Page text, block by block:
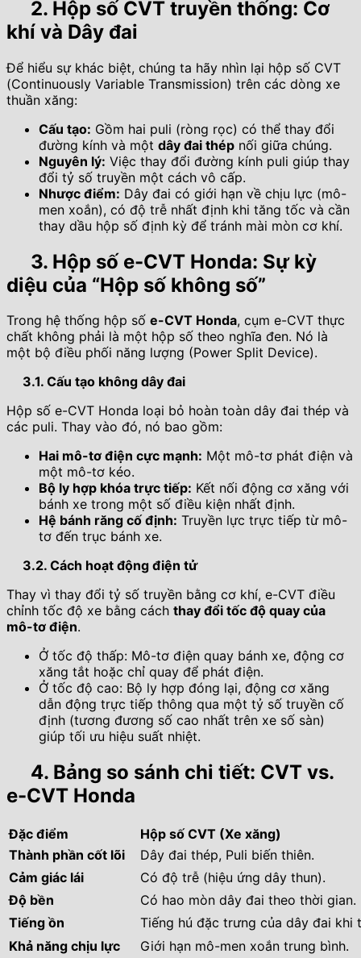
2. Hộp số CVT truyền thống: Cơ
khí và Dây đai
Để hiểu sự khác biệt, chúng ta hãy nhìn lại hộp số CVT
(Continuously Variable Transmission) trên các dòng xe
thuần xăng:
Cấu tạo: Gồm hai puli (ròng rọc) có thể thay đổi
đường kính và một dây đai thép nối giữa chúng.
Nguyên lý: Việc thay đổi đường kính puli giúp thay
đổi tỷ số truyền một cách vô cấp.
Nhược điểm: Dây đai có giới hạn về chịu lực (mô-
men xoắn), có độ trễ nhất định khi tăng tốc và cần
thay dầu hộp số định kỳ để tránh mài mòn cơ khí.
3. Hộp số e-CVT Honda: Sự kỳ
diệu của “Hộp số không số”
Trong hệ thống hộp số e-CVT Honda, cụm e-CVT thực
chất không phải là một hộp số theo nghĩa đen. Nó là
một bộ điều phối năng lượng (Power Split Device).
3.1. Cấu tạo không dây đai
Hộp số e-CVT Honda loại bỏ hoàn toàn dây đai thép và
các puli. Thay vào đó, nó bao gồm:
Hai mô-tơ điện cực mạnh: Một mô-tơ phát điện và
một mô-tơ kéo.
Bộ ly hợp khóa trực tiếp: Kết nối động cơ xăng với
bánh xe trong một số điều kiện nhất định.
Hệ bánh răng cố định: Truyền lực trực tiếp từ mô-
tơ đến trục bánh xe.
3.2. Cách hoạt động điện tử
Thay vì thay đổi tỷ số truyền bằng cơ khí, e-CVT điều
chỉnh tốc độ xe bằng cách thay đổi tốc độ quay của
mô-tơ điện.
Ở tốc độ thấp: Mô-tơ điện quay bánh xe, động cơ
xăng tắt hoặc chỉ quay để phát điện.
Ở tốc độ cao: Bộ ly hợp đóng lại, động cơ xăng
dẫn động trực tiếp thông qua một tỷ số truyền cố
định (tương đương số cao nhất trên xe số sàn)
giúp tối ưu hiệu suất nhiệt.
4. Bảng so sánh chi tiết: CVT vs.
e-CVT Honda
Đặc điểm
Hộp số CVT (Xe xăng)
Thành phần cốt lõi
Dây đai thép, Puli biến thiên.
Cảm giác lái
Có độ trễ (hiệu ứng dây thun).
Độ bền
Có hao mòn dây đai theo thời gian.
Tiếng ồn
Tiếng hú đặc trưng của dây đai khi
Khả năng chịu lực
Giới hạn mô-men xoắn trung bình.